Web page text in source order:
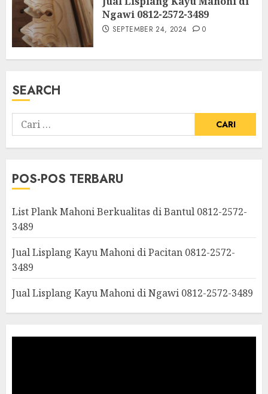
Ngawi 0812-2572-3489
SEPTEMBER 24, 2024 0
SEARCH
POS-POS TERBARU
List Plank Mahoni Berkualitas di Bantul 0812-2572-
3489
Jual Lisplang Kayu Mahoni di Pacitan 0812-2572-
3489
Jual Lisplang Kayu Mahoni di Ngawi 0812-2572-3489